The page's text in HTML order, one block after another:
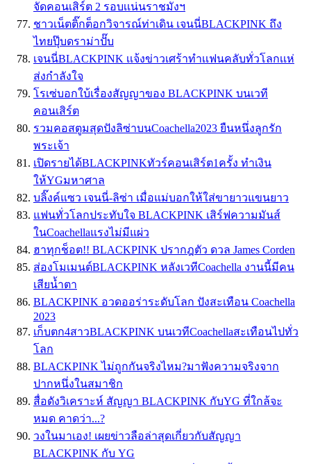
จัดคอนเสิร์ต 2 รอบเเน่นราชมังฯ
ชาวเน็ตติ๊กต็อกวิจารณ์ท่าเดิน เจนนี่BLACKPINK ถึง
ไทยปุ๊บดราม่าปั๊บ
เจนนี่BLACKPINK เเจ้งข่าวเศร้าทำเเฟนคลับทั่วโลกเเห่
ส่งกำลังใจ
โรเซ่บอกใบ้เรื่องสัญญาของ BLACKPINK บนเวที
คอนเสิร์ต
รวมคอสตูมสุดปังลิซ่าบนCoachella2023 ยืนหนึ่งลูกรัก
พระเจ้า
เปิดรายได้BLACKPINKทัวร์คอนเสิร์ต1ครั้ง ทำเงิน
ให้YGมหาศาล
บลิ๊งค์แซว เจนนี่-ลิซ่า เมื่อแม่บอกให้ใส่ขายาวแขนยาว
แฟนทั่วโลกประทับใจ BLACKPINK เสิร์ฟความมันส์
ในCoachellaแรงไม่มีแผ่ว
ฮาทุกช็อต!! BLACKPINK ปรากฎตัว ดวล James Corden
ส่องโมเมนต์BLACKPINK หลังเวทีCoachella งานนี้มีคน
เสียน้ำตา
BLACKPINK อวดออร่าระดับโลก ปังสะเทือน Coachella
2023⁣
เก็บตก4สาวBLACKPINK บนเวทีCoachellaสะเทือนไปทั่ว
โลก
BLACKPINK ไม่ถูกกันจริงไหม?มาฟังความจริงจาก
ปากหนึ่งในสมาชิก
สื่อดังวิเคราะห์ สัญญา BLACKPINK กับYG ที่ใกล้จะ
หมด คาดว่า...?
วงในมาเอง! เผยข่าวลือล่าสุดเกี่ยวกับสัญญา
BLACKPINK กับ YG